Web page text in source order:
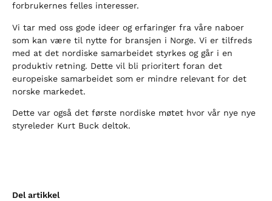
forbrukernes felles interesser.
Vi tar med oss gode ideer og erfaringer fra våre naboer
som kan være til nytte for bransjen i Norge. Vi er tilfreds
med at det nordiske samarbeidet styrkes og går i en
produktiv retning. Dette vil bli prioritert foran det
europeiske samarbeidet som er mindre relevant for det
norske markedet.
Dette var også det første nordiske møtet hvor vår nye nye
styreleder Kurt Buck deltok.
Del artikkel